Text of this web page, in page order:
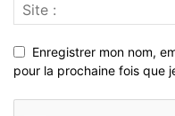
Enregistrer mon nom,
pour la prochaine fois que